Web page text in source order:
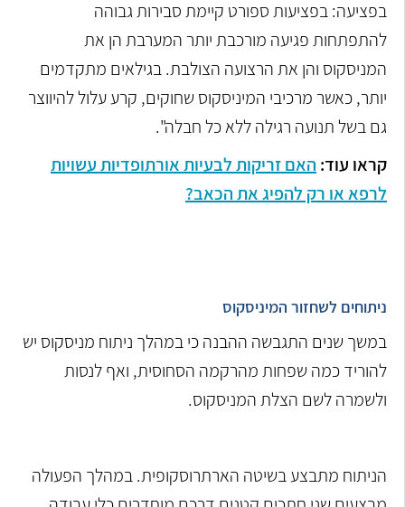
בפציעה: בפציעות ספורט קיימת סבירות גבוהה
להתפתחות פגיעה מורכבת יותר המערבת הן את
המניסקוס והן את הרצועה הצולבת. בגילאים מתקדמים
יותר, כאשר מרכיבי המיניסקוס שחוקים, קרע עלול להיווצר
גם בשל תנועה רגילה ללא כל חבלה".
קראו עוד: האם זריקות לבעיות אורתופדיות עשויות
לרפא או רק להפיג את הכאב?
ניתוחים לשחזור המיניסקוס
במשך שנים התגבשה ההבנה כי במהלך ניתוח מניסקוס יש
להוריד כמה שפחות מהרקמה הסחוסית, ואף לנסות
ולשמרה לשם הצלת המניסקוס.
הניתוח מתבצע בשיטה הארתרוסקופית. במהלך הפעולה